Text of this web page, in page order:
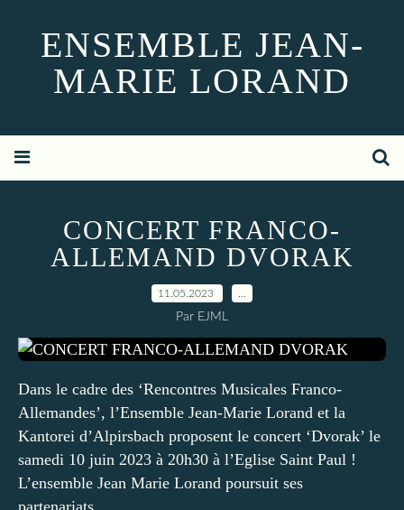
ENSEMBLE JEAN-
MARIE LORAND
CONCERT FRANCO-
ALLEMAND DVORAK
11.05.2023
Par EJML
Dans le cadre des ‘Rencontres Musicales Franco-
Allemandes’, l’Ensemble Jean-Marie Lorand et la
Kantorei d’Alpirsbach proposent le concert ‘Dvorak’ le
samedi 10 juin 2023 à 20h30 à l’Eglise Saint Paul !
L’ensemble Jean Marie Lorand poursuit ses
partenariats...